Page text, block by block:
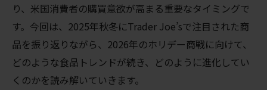
り、米国消費者の購買意欲が高まる重要なタイミングで
す。今回は、2025年秋冬にTrader Joe’sで注目された商
品を振り返りながら、2026年のホリデー商戦に向けて、
どのような食品トレンドが続き、どのように進化してい
くのかを読み解いていきます。